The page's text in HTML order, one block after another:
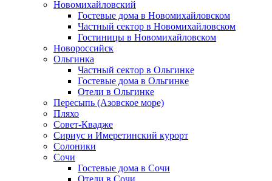
Новомихайловский
Гостевые дома в Новомихайловском
Частный сектор в Новомихайловском
Гостиницы в Новомихайловском
Новороссийск
Ольгинка
Частный сектор в Ольгинке
Гостевые дома в Ольгинке
Отели в Ольгинке
Пересыпь (Азовское море)
Пляхо
Совет-Квадже
Сириус и Имеретинский курорт
Солоники
Сочи
Гостевые дома в Сочи
Отели в Сочи